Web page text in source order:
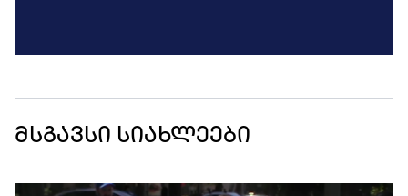
მსგავსი სიახლეები